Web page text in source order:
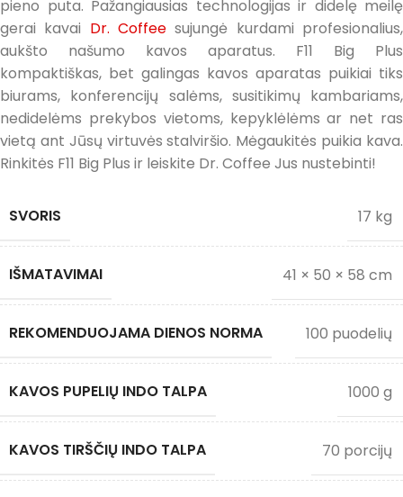
pieno puta. Pažangiausias technologijas ir didelę meilę
gerai kavai Dr. Coffee sujungė kurdami profesionalius,
aukšto našumo kavos aparatus. F11 Big Plus
kompaktiškas, bet galingas kavos aparatas puikiai tiks
biurams, konferencijų salėms, susitikimų kambariams,
nedidelėms prekybos vietoms, kepyklėlėms ar net ras
vietą ant Jūsų virtuvės stalviršio. Mėgaukitės puikia kava.
Rinkitės F11 Big Plus ir leiskite Dr. Coffee Jus nustebinti!
SVORIS 17 kg
IŠMATAVIMAI 41 × 50 × 58 cm
REKOMENDUOJAMA DIENOS NORMA 100 puodelių
KAVOS PUPELIŲ INDO TALPA 1000 g
KAVOS TIRŠČIŲ INDO TALPA 70 porcijų